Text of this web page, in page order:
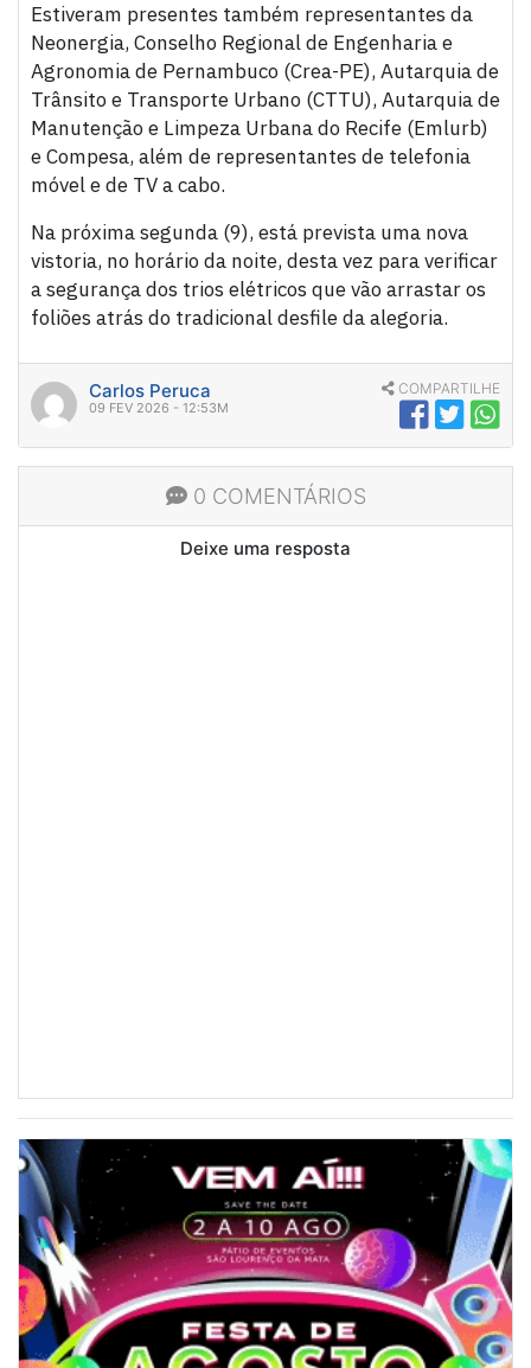
Estiveram presentes também representantes da
Neonergia, Conselho Regional de Engenharia e
Agronomia de Pernambuco (Crea-PE), Autarquia de
Trânsito e Transporte Urbano (CTTU), Autarquia de
Manutenção e Limpeza Urbana do Recife (Emlurb)
e Compesa, além de representantes de telefonia
móvel e de TV a cabo.
Na próxima segunda (9), está prevista uma nova
vistoria, no horário da noite, desta vez para verificar
a segurança dos trios elétricos que vão arrastar os
foliões atrás do tradicional desfile da alegoria.
Carlos Peruca
09 FEV 2026 - 12:53M
COMPARTILHE
0 COMENTÁRIOS
Deixe uma resposta